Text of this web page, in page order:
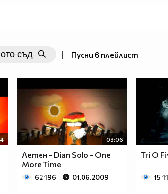
| Пусни в плейлист
03:06
Летен - Dian Solo - One
More Time
62 196 01.06.2009
Tri O
15